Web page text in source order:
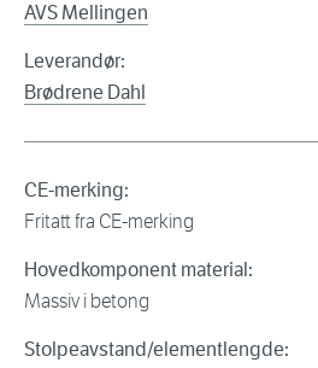
AVS Mellingen
Leverandør:
Brødrene Dahl
CE-merking:
Fritatt fra CE-merking
Hovedkomponent material:
Massiv i betong
Stolpeavstand/elementlengde: